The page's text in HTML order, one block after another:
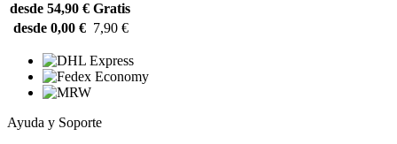
desde 54,90 € Gratis
desde 0,00 € 7,90 €
Ayuda y Soporte